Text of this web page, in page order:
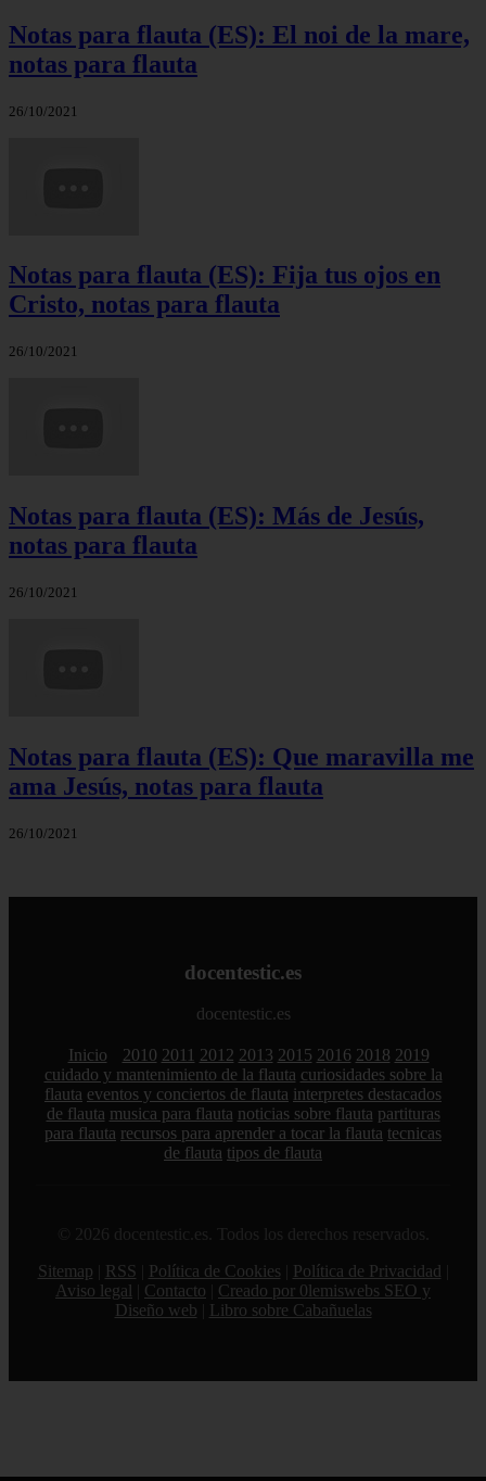
Notas para flauta (ES): El noi de la mare,
notas para flauta
26/10/2021
Notas para flauta (ES): Fija tus ojos en
Cristo, notas para flauta
26/10/2021
Notas para flauta (ES): Más de Jesús,
notas para flauta
26/10/2021
Notas para flauta (ES): Que maravilla me
ama Jesús, notas para flauta
26/10/2021
docentestic.es
docentestic.es
Inicio 2010 2011 2012 2013 2015 2016 2018 2019
cuidado y mantenimiento de la flauta curiosidades sobre la
flauta eventos y conciertos de flauta interpretes destacados
de flauta musica para flauta noticias sobre flauta partituras
para flauta recursos para aprender a tocar la flauta tecnicas
de flauta tipos de flauta
© 2026 docentestic.es. Todos los derechos reservados.
Sitemap
RSS Política de Cookies Política de Privacidad
Aviso legal
Contacto
Creado por 0lemiswebs SEO y
Diseño web
Libro sobre Cabañuelas